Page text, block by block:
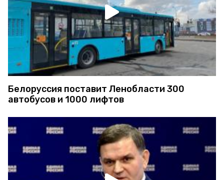
Белоруссия поставит Ленобласти 300
автобусов и 1000 лифтов